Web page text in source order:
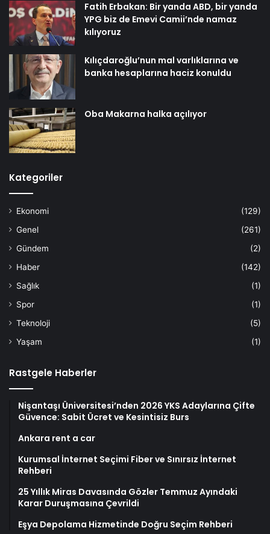
Fatih Erbakan: Bir yanda ABD, bir yanda
YPG biz de Emevi Camii’nde namaz
kılıyoruz
Kılıçdaroğlu’nun mal varlıklarına ve
banka hesaplarına haciz konuldu
Oba Makarna halka açılıyor
Kategoriler
Ekonomi
(129)
Genel
(261)
Gündem
(2)
Haber
(142)
Sağlık
(1)
Spor
(1)
Teknoloji
(5)
Yaşam
(1)
Rastgele Haberler
Nişantaşı Üniversitesi’nden 2026 YKS Adaylarına Çifte
Güvence: Sabit Ücret ve Kesintisiz Burs
Ankara rent a car
Kurumsal İnternet Seçimi Fiber ve Sınırsız İnternet
Rehberi
25 Yıllık Miras Davasında Gözler Temmuz Ayındaki
Karar Duruşmasına Çevrildi
Eşya Depolama Hizmetinde Doğru Seçim Rehberi